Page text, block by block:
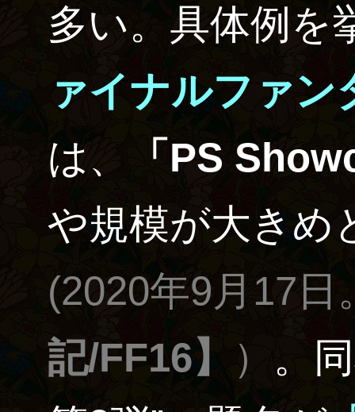
多い。具体例を
ァイナルファン
は、
「PS
や規模が大きめ
(2020年9月17日
記/FF16】
） 。